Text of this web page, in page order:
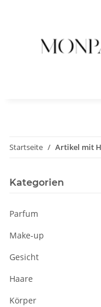
Startseite Artikel mit
Kategorien
Parfum
Make-up
Gesicht
Haare
Körper